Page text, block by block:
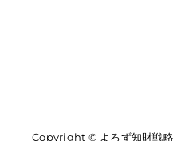
Copyright © よろず知財戦